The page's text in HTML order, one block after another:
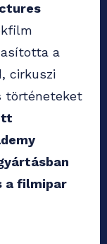
a
cirkuszi
történeteket
a filmipar